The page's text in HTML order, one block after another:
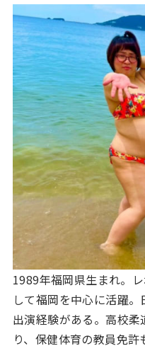
1989年福岡県生まれ。
して福岡を中心に活躍
出演経験がある。高校
り、保健体育の教員免許